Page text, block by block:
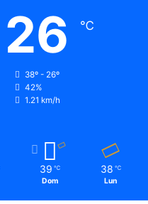
26 ℃
38º - 26º
42%
1.21 km/h
39 ℃
Dom
38 ℃
Lun